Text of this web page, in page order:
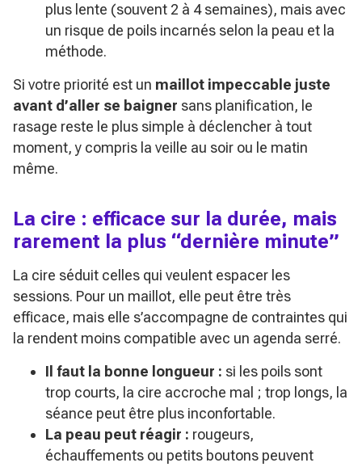
plus lente (souvent 2 à 4 semaines), mais avec
un risque de poils incarnés selon la peau et la
méthode.
Si votre priorité est un maillot impeccable juste
avant d’aller se baigner sans planification, le
rasage reste le plus simple à déclencher à tout
moment, y compris la veille au soir ou le matin
même.
La cire : efficace sur la durée, mais
rarement la plus “dernière minute”
La cire séduit celles qui veulent espacer les
sessions. Pour un maillot, elle peut être très
efficace, mais elle s’accompagne de contraintes qui
la rendent moins compatible avec un agenda serré.
Il faut la bonne longueur : si les poils sont
trop courts, la cire accroche mal ; trop longs, la
séance peut être plus inconfortable.
La peau peut réagir : rougeurs,
échauffements ou petits boutons peuvent